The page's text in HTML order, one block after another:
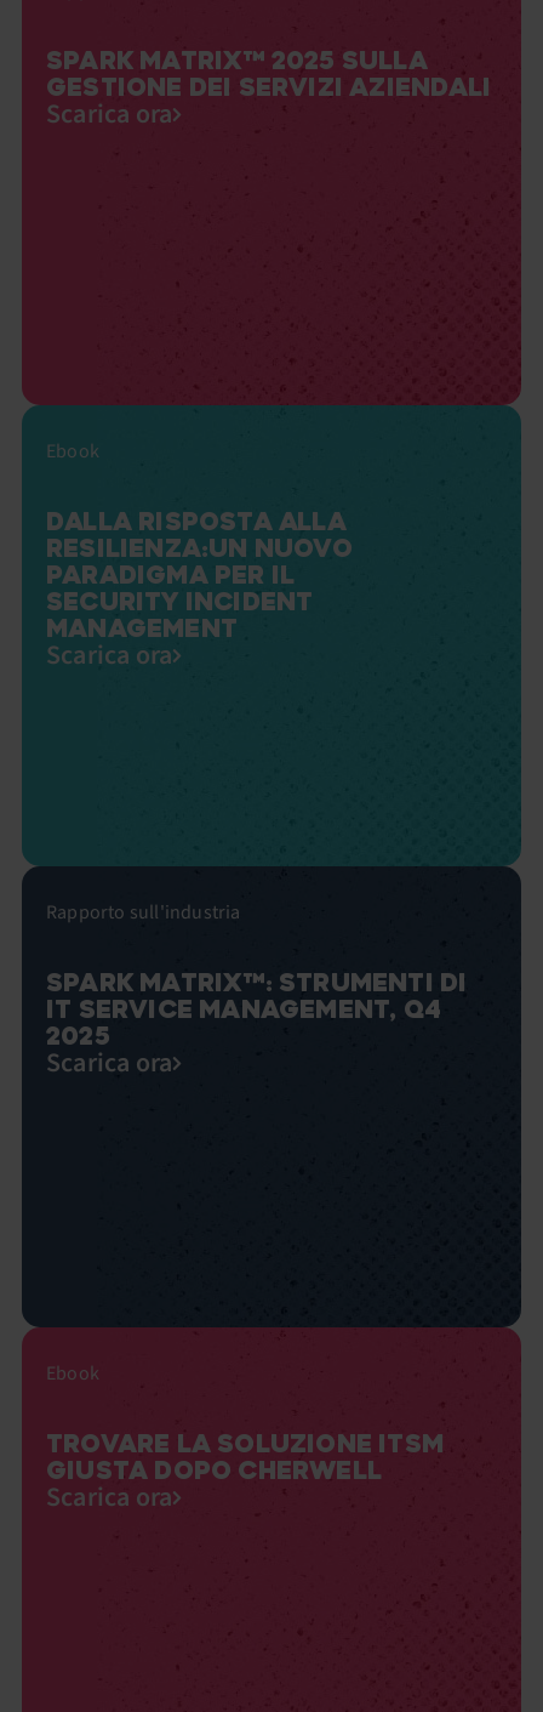
SPARK MATRIX™ 2025 SULLA
GESTIONE DEI SERVIZI AZIENDALI
Scarica ora
Ebook
DALLA RISPOSTA ALLA
RESILIENZA:UN NUOVO
PARADIGMA PER IL
SECURITY INCIDENT
MANAGEMENT
Scarica ora
Rapporto sull'industria
SPARK MATRIX™: STRUMENTI DI
IT SERVICE MANAGEMENT, Q4
2025
Scarica ora
Ebook
TROVARE LA SOLUZIONE ITSM
GIUSTA DOPO CHERWELL
Scarica ora